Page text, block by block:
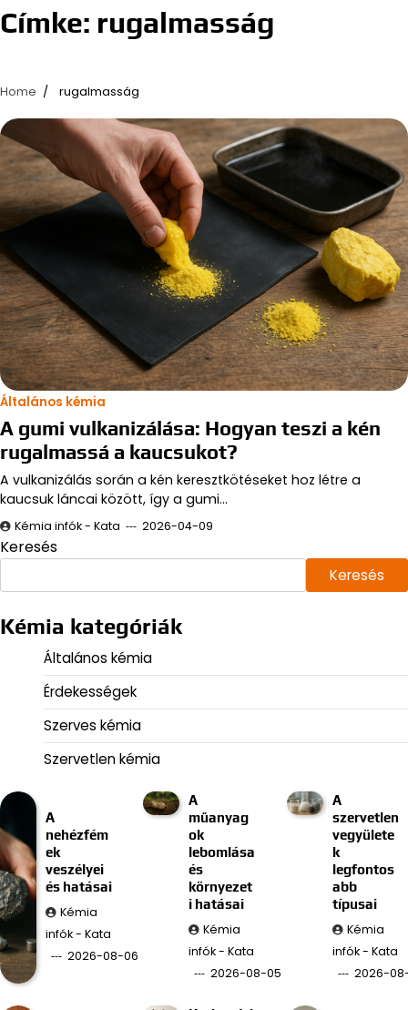
Címke: rugalmasság
Home rugalmasság
Általános kémia
A gumi vulkanizálása: Hogyan teszi a kén
rugalmassá a kaucsukot?
A vulkanizálás során a kén keresztkötéseket hoz létre a
kaucsuk láncai között, így a gumi…
Kémia infók - Kata 2026-04-09
Keresés
Keresés
Kémia kategóriák
Általános kémia
Érdekességek
Szerves kémia
Szervetlen kémia
A
nehézfém
ek
veszélyei
és hatásai
Kémia
infók - Kata
2026-08-06
A
műanyag
ok
lebomlása
és
környezet
i hatásai
Kémia
infók - Kata
2026-08-05
A
szervetlen
vegyülete
k
legfontos
abb
típusai
Kémia
infók - Kata
2026-